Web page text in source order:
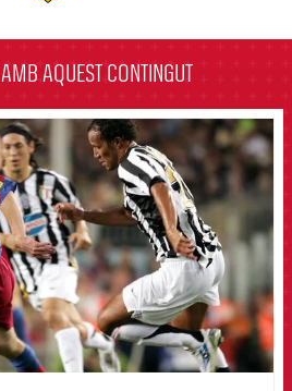
AMB AQUEST CONTINGUT
FCB Barcelona badge